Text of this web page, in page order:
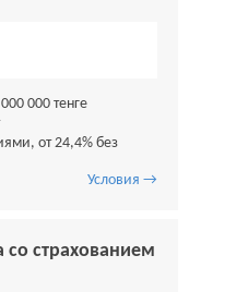
000 тенге
от 24,4% без
Условия →
со страхованием